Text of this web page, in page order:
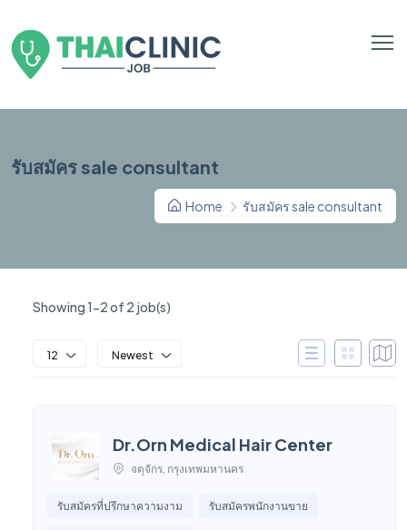
รับสมัคร sale consultant
Home รับสมัคร sale consultant
Showing 1-2 of 2 job(s)
12 Newest
Dr.Orn Medical Hair Center
จตุจักร, กรุงเทพมหานคร
รับสมัครที่ปรึกษาความงาม รับสมัครพนักงานขาย